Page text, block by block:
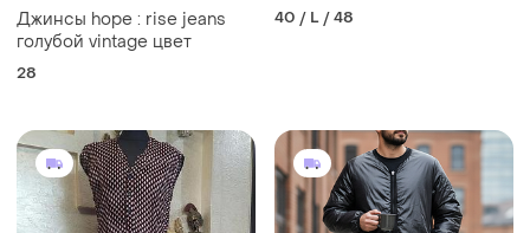
Джинсы hope : rise jeans
голубой vintage цвет
28
40 / L / 48